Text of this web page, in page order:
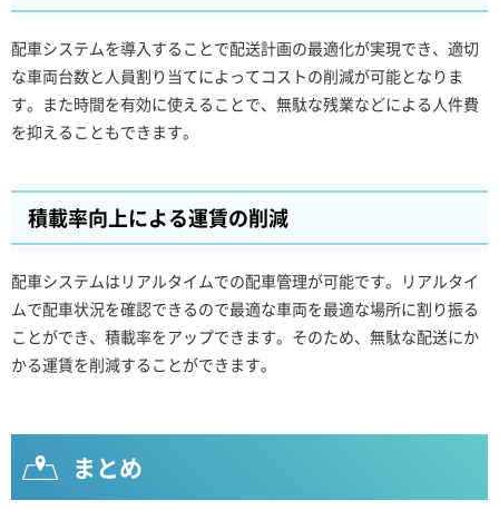
配車システムを導入することで配送計画の最適化が実現でき、適切
な車両台数と人員割り当てによってコストの削減が可能となりま
す。また時間を有効に使えることで、無駄な残業などによる人件費
を抑えることもできます。
積載率向上による運賃の削減
配車システムはリアルタイムでの配車管理が可能です。リアルタイ
ムで配車状況を確認できるので最適な車両を最適な場所に割り振る
ことができ、積載率をアップできます。そのため、無駄な配送にか
かる運賃を削減することができます。
まとめ